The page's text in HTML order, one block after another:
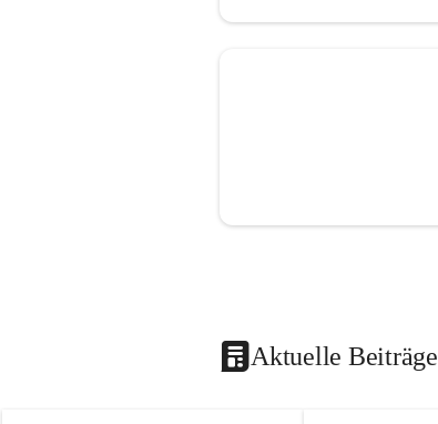
Aktuelle Beiträge